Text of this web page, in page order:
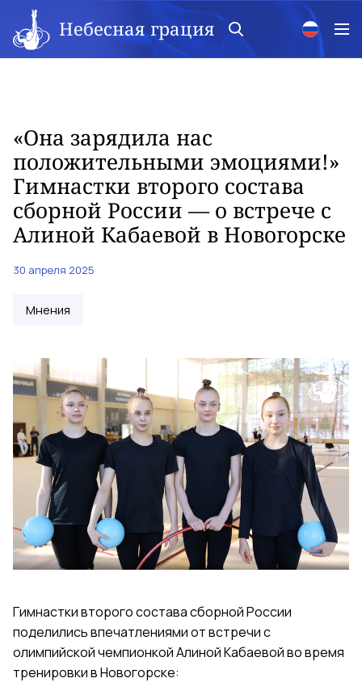
Небесная грация
«Она зарядила нас
положительными эмоциями!»
Гимнастки второго состава
сборной России — о встрече с
Алиной Кабаевой в Новогорске
30 апреля 2025
Мнения
Гимнастки второго состава сборной России
поделились впечатлениями от встречи с
олимпийской чемпионкой Алиной Кабаевой во время
тренировки в Новогорске: